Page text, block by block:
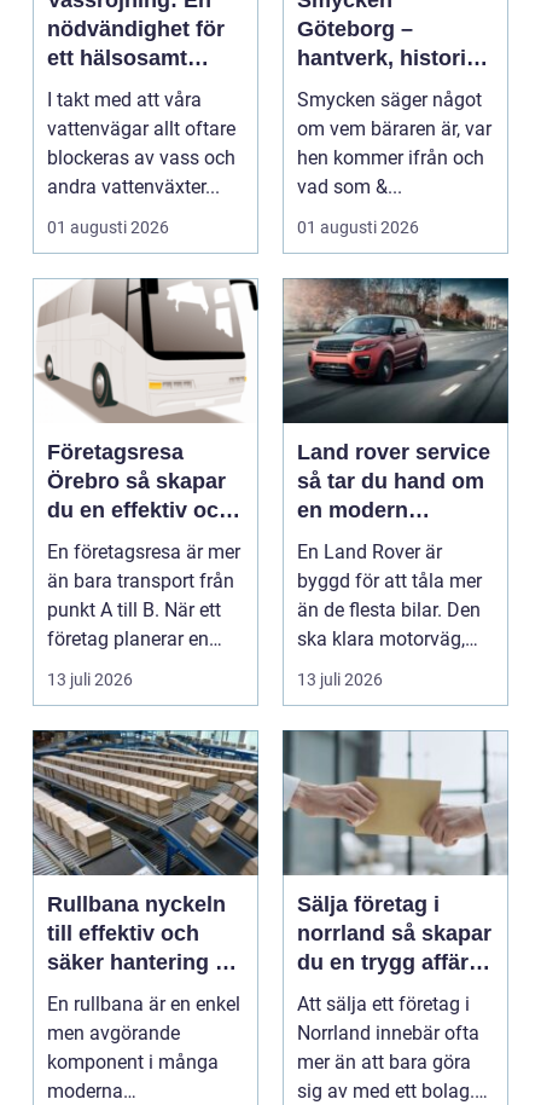
nödvändighet för
ett hälsosamt
vattenlandskap
I takt med att våra
vattenvägar allt oftare
blockeras av vass och
andra vattenväxter...
01 augusti 2026
Göteborg –
hantverk, historia
och personligt
uttryck
Smycken säger något
om vem bäraren är, var
hen kommer ifrån och
vad som &...
01 augusti 2026
Företagsresa
Örebro så skapar
du en effektiv och
minnesvärd resa
En företagsresa är mer
än bara transport från
punkt A till B. När ett
företag planerar en
resa för m...
13 juli 2026
Land rover service
så tar du hand om
en modern
klassiker
En Land Rover är
byggd för att tåla mer
än de flesta bilar. Den
ska klara motorväg,
stadstrafik, gru...
13 juli 2026
Rullbana nyckeln
till effektiv och
säker hantering av
gods
En rullbana är en enkel
men avgörande
komponent i många
moderna
Sälja företag i
norrland så skapar
du en trygg affär
från start till mål
Att sälja ett företag i
Norrland innebär ofta
mer än att bara göra
sig av med ett bolag.